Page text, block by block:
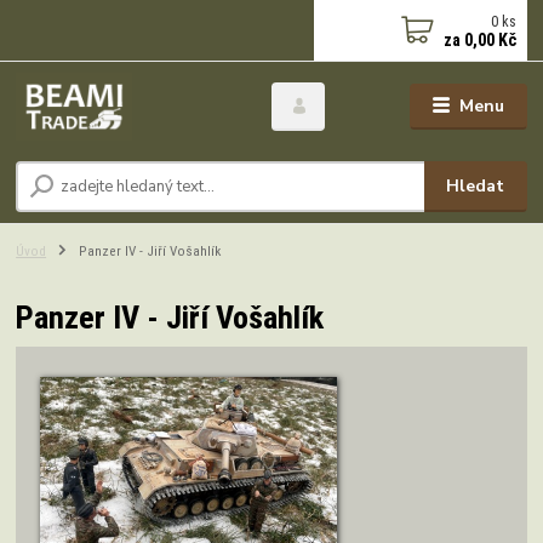
Menu
Hledat
0 ks
za 0,00 Kč
Úvod Panzer IV - Jiří Vošahlík
Panzer IV - Jiří Vošahlík